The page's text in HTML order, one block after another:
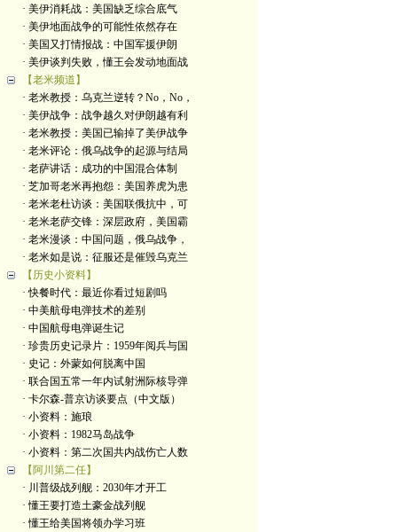
· 美伊消耗战：美国缺乏综合底气
· 美伊地面战争的可能性依然存在
· 美国又打情报战：中国军援伊朗
· 美伊谈判失败，懂王会发动地面战
【老米频道】
· 老米教授：乌克兰逆转？No，No，
· 美伊战争：战争越久对伊朗越有利
· 老米教授：美国已输掉了美伊战争
· 老米评论：俄乌战争的起源与结局
· 老萨讲话：成功的中国混合体制
· 芝加哥老米再抱怨：美国养虎为患
· 老米老杜访谈：美国联俄抗中，可
· 老米老萨交锋：深层政府，美国霸
· 老米漫谈：中国问题，俄乌战争，
· 老米如是说：征服还是催毁乌克兰
【历史小资料】
· 快餐时代：最近你看过短剧吗
· 中美航母电弹技术的差别
· 中国航母电弹诞生记
· 珍贵历史记录片：1959年阅兵与国
· 史记：外蒙如何脱离中国
· 联合国五常一年内试射洲际核导弹
· 卡尔森-普京访谈要点（中文版）
· 小资料：施琅
· 小资料：1982马岛战争
· 小资料：第二次国共内战伤亡人数
【阿川第二任】
· 川普级战列舰：2030年才开工
· 懂王要打造土豪金战列舰
· 懂王给美国将领办学习班